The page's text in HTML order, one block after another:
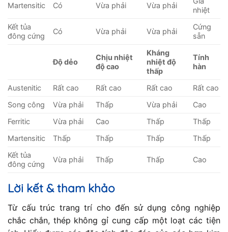
Martensitic Có Vừa phải Vừa phải
nhiệt
Kết tủa
đông cứng
Có Vừa phải Vừa phải
Cứng
sẵn
Độ dẻo
Chịu nhiệt
độ cao
Kháng
nhiệt độ
thấp
Tính
hàn
Austenitic Rất cao Rất cao Rất cao
Rất cao
Song công
Vừa phải Thấp Vừa phải
Cao
Ferritic
Vừa phải Cao Thấp
Thấp
Martensitic
Thấp Thấp Thấp
Thấp
Kết tủa
đông cứng
Vừa phải Thấp Thấp Cao
Lời kết & tham khảo
Từ cấu trúc trang trí cho đến sử dụng công nghiệp
chắc chắn, thép không gỉ cung cấp một loạt các tiện